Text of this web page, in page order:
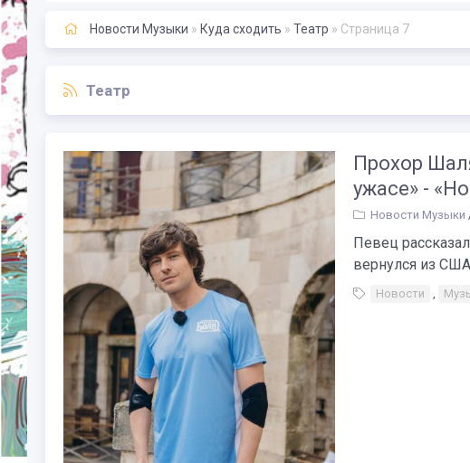
Новости Музыки » Куда сходить » Театр » Страница 7
Театр
Прохор
ужасе» -
Новости Музыки
Певец
вернулся из США
Новости ,